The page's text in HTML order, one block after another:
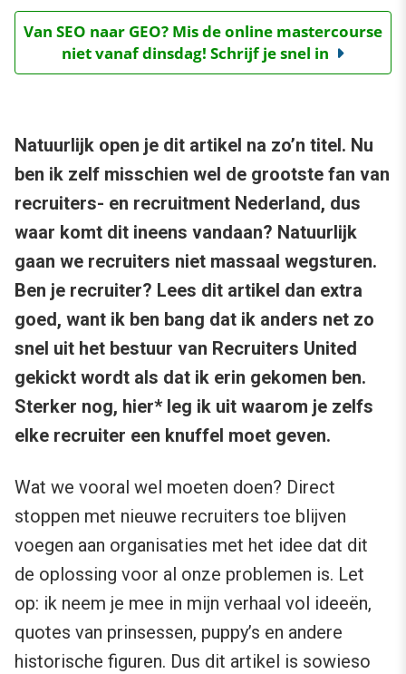
Van SEO naar GEO? Mis de online mastercourse
niet vanaf dinsdag! Schrijf je snel in
Natuurlijk open je dit artikel na zo’n titel. Nu
ben ik zelf misschien wel de grootste fan van
recruiters- en recruitment Nederland, dus
waar komt dit ineens vandaan? Natuurlijk
gaan we recruiters niet massaal wegsturen.
Ben je recruiter? Lees dit artikel dan extra
goed, want ik ben bang dat ik anders net zo
snel uit het bestuur van Recruiters United
gekickt wordt als dat ik erin gekomen ben.
Sterker nog, hier* leg ik uit waarom je zelfs
elke recruiter een knuffel moet geven.
Wat we vooral wel moeten doen? Direct
stoppen met nieuwe recruiters toe blijven
voegen aan organisaties met het idee dat dit
de oplossing voor al onze problemen is. Let
op: ik neem je mee in mijn verhaal vol ideeën,
quotes van prinsessen, puppy’s en andere
historische figuren. Dus dit artikel is sowieso